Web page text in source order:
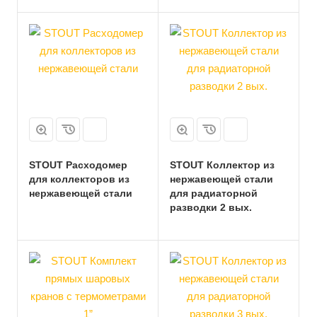
STOUT Расходомер
для коллекторов из
нержавеющей стали
STOUT Коллектор из
нержавеющей стали
для радиаторной
разводки 2 вых.